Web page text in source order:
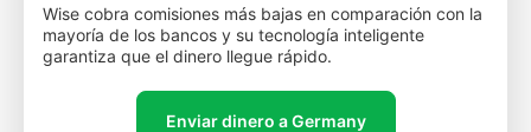
Wise cobra comisiones más bajas en comparación con la
mayoría de los bancos y su tecnología inteligente
garantiza que el dinero llegue rápido.
Enviar dinero a Germany